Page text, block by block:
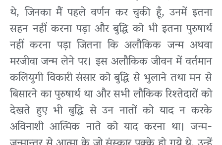
थे, जिनका मैं पहले वर्णन कर चुकी हूँ, उनमें इतना
सहन नहीं करना पड़ा और बुद्धि को भी इतना पुरुषार्थ
नहीं करना पड़ा जितना कि अलौकिक जन्म अथवा
मरजीवा जन्म लेने पर। इस अलौकिक जीवन में वर्तमान
कलियुगी विकारी संसार को बुद्धि से भुलाने तथा मन से
बिसारने का पुरुषार्थ था और सभी लौकिक रिश्तेदारों को
देखते हुए भी बुद्धि से उन नातों को याद न करके
अविनाशी आत्मिक नाते को याद करना था। जन्म-